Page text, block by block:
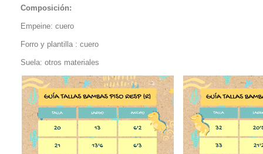
Composición:
Empeine: cuero
Forro y plantilla : cuero
Suela: otros materiales